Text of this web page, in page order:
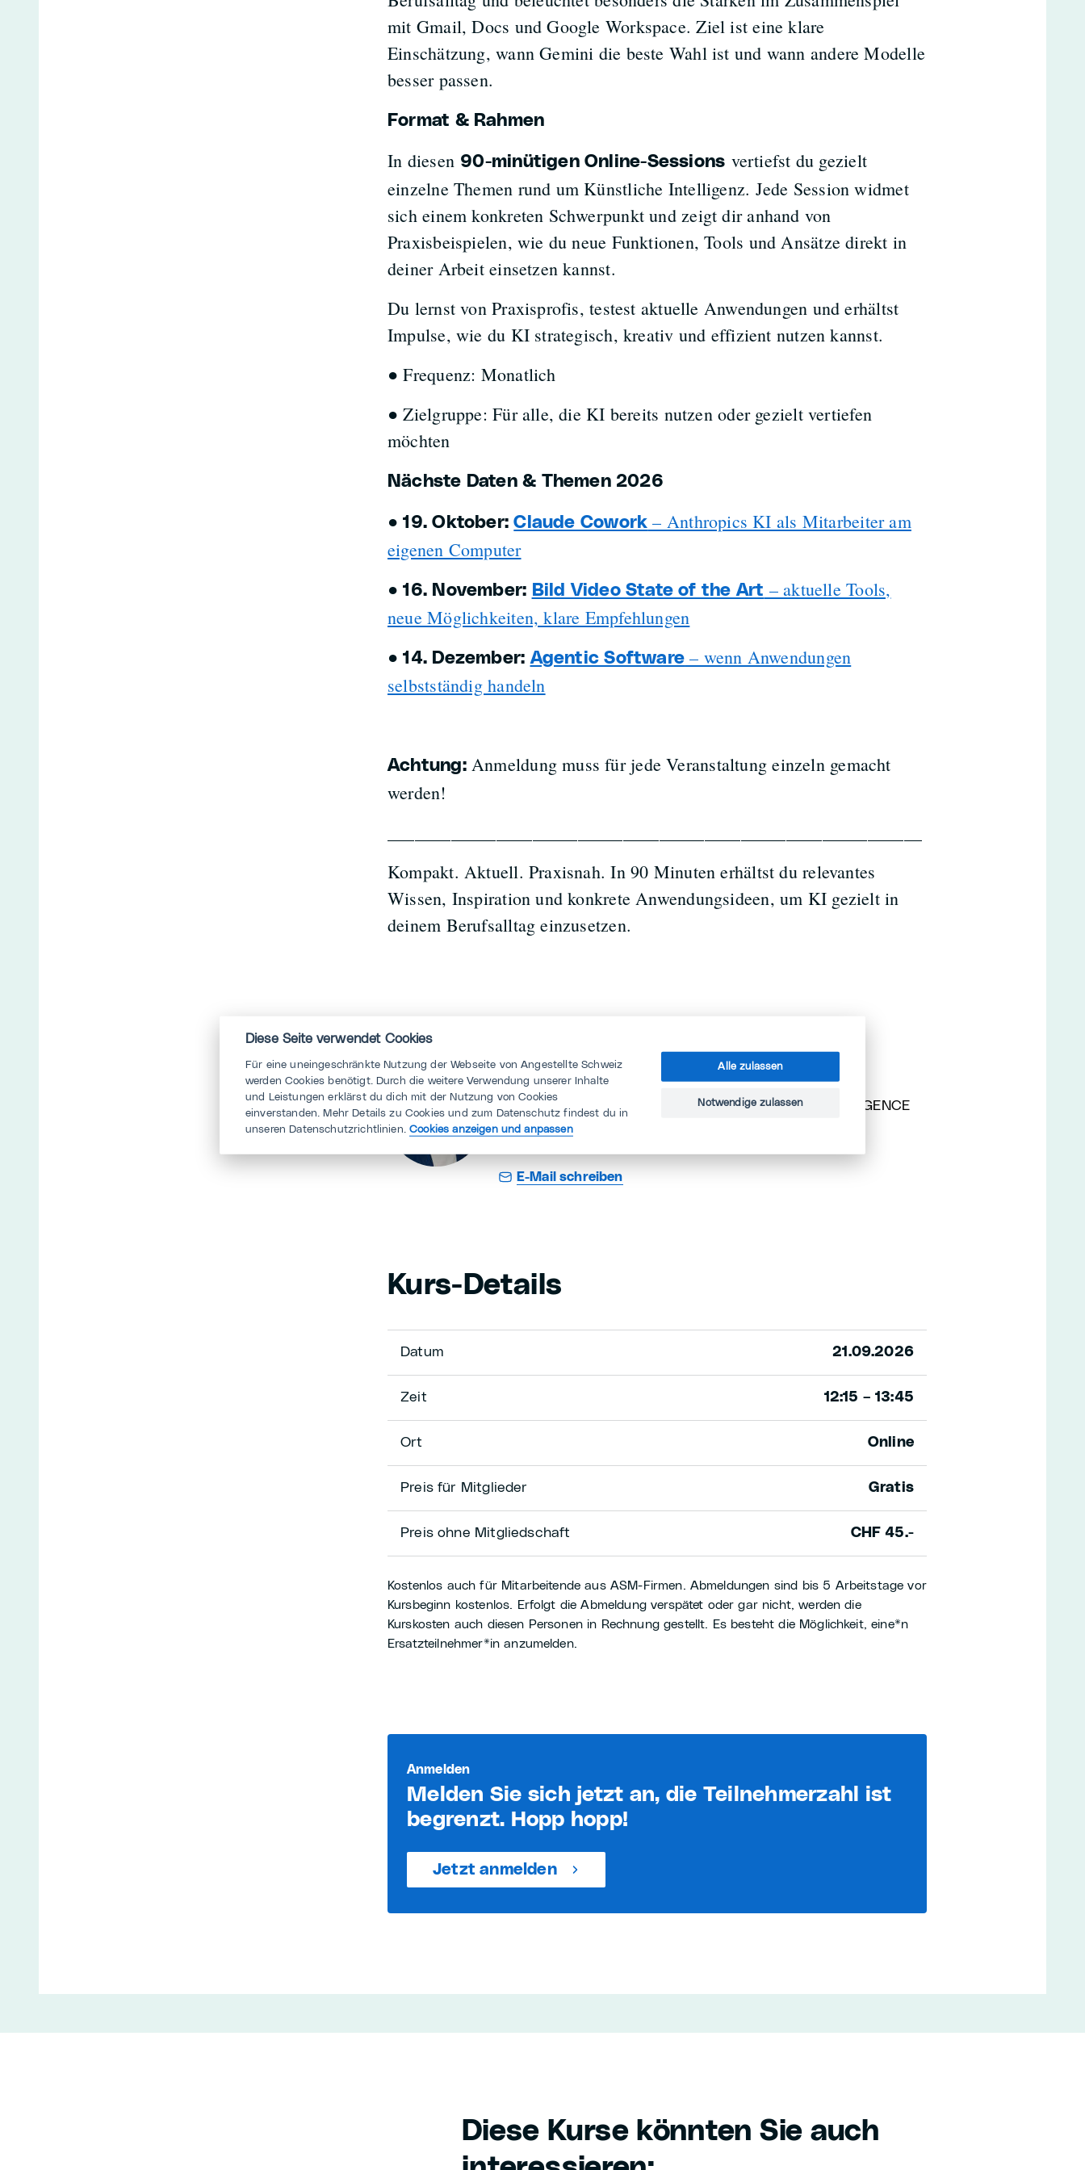
mit Gmail, Docs und Google Workspace. Ziel ist eine klare
Einschätzung, wann Gemini die beste Wahl ist und wann andere Modelle
besser passen.
Format & Rahmen
In diesen 90-minütigen Online-Sessions vertiefst du gezielt
einzelne Themen rund um Künstliche Intelligenz. Jede Session widmet
sich einem konkreten Schwerpunkt und zeigt dir anhand von
Praxisbeispielen, wie du neue Funktionen, Tools und Ansätze direkt in
deiner Arbeit einsetzen kannst.
Du lernst von Praxisprofis, testest aktuelle Anwendungen und erhältst
Impulse, wie du KI strategisch, kreativ und effizient nutzen kannst.
● Frequenz: Monatlich
● Zielgruppe: Für alle, die KI bereits nutzen oder gezielt vertiefen
möchten
Nächste Daten & Themen 2026
●19. Oktober:Claude Cowork – Anthropics KI als Mitarbeiter am
eigenen Computer
●16. November: Bild Video State of the Art – aktuelle Tools,
neue Möglichkeiten, klare Empfehlungen
●14. Dezember:Agentic Software – wenn Anwendungen
selbstständig handeln
Achtung:Anmeldung muss für jede Veranstaltung einzeln gemacht
werden!
Kompakt. Aktuell. Praxisnah. In 90 Minuten erhältst du relevantes
Wissen, Inspiration und konkrete Anwendungsideen, um KI gezielt in
deinem Berufsalltag einzusetzen.
Kursleitung
Gustavo Salami
Gründer & Innovation Lead, Kuble – HOUSE OF INTELLIGENCE
E-Mail schreiben
Kurs-Details
Datum 21.09.2026
Zeit 12:15 – 13:45
Ort Online
Preis für Mitglieder Gratis
Preis ohne Mitgliedschaft CHF 45.-
Kostenlos auch für Mitarbeitende aus ASM-Firmen. Abmeldungen sind bis 5 Arbeitstage vor
Kursbeginn kostenlos. Erfolgt die Abmeldung verspätet oder gar nicht, werden die
Kurskosten auch diesen Personen in Rechnung gestellt. Es besteht die Möglichkeit, eine*n
Ersatzteilnehmer*in anzumelden.
Melden Sie sich jetzt an, die Teilnehmerzahl ist
begrenzt. Hopp hopp!
Anmelden
Jetzt anmelden
Diese Kurse könnten Sie auch
Diese Seite verwendet Cookies
Für eine uneingeschränkte Nutzung der Webseite von Angestellte Schweiz
werden Cookies benötigt. Durch die weitere Verwendung unserer Inhalte
und Leistungen erklärst du dich mit der Nutzung von Cookies
einverstanden. Mehr Details zu Cookies und zum Datenschutz findest du in
unseren Datenschutzrichtlinien.Cookies anzeigen und anpassen
Alle zulassen
Notwendige zulassen